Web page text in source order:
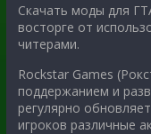
Скачать моды для
восторге от
читерами.
Rockstar Games
поддержанием и
регулярно
игроков различные